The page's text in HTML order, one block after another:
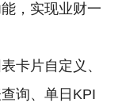
，实现业财一
卡片自定义、
询、单日KPI